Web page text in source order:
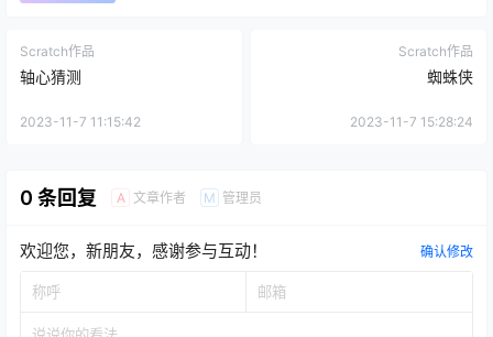
Scratch作品
轴心猜测
2023-11-7 11:15:42
Scratch作品
蜘蛛侠
2023-11-7 15:28:24
0 条回复 A 文章作者 M 管理员
欢迎您，新朋友，感谢参与互动！ 确认修改